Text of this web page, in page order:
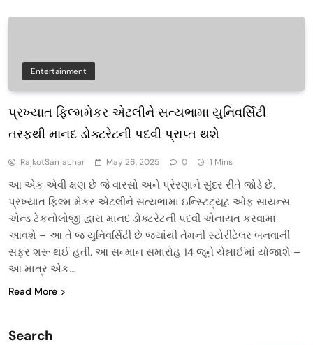
Entertainment
પ્રખ્યાત ફિલ્મમેકર એટલીને સત્યભામા યુનિવર્સિટી
તરફથી માનદ ડોક્ટરેટની પદવી પ્રાપ્ત થશે
RajkotSamachar May 26, 2025 0 1 Mins
આ એક એવી ક્ષણ છે જે વારસો અને પ્રેરણાને સુંદર રીતે જોડે છે.
પ્રખ્યાત ફિલ્મ મેકર એટલીને સત્યભામા ઇન્સ્ટિટ્યૂટ ઓફ સાયન્સ
એન્ડ ટેકનોલોજી દ્વારા માનદ ડોક્ટરેટની પદવી એનાયત કરવામાં
આવશે – આ તે જ યુનિવર્સિટી છે જ્યાંથી તેમની સ્ટોરીટેલર બનવાની
સફર શરૂ થઈ હતી. આ સન્માન સમારોહ 14 જૂને ચેન્નાઈમાં યોજાશે –
આ માત્ર એક…
Read More
Search